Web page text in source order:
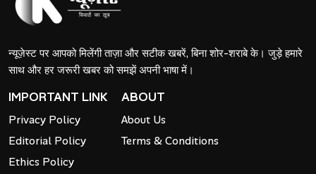
न्यूज़ेस्ट पर आपको मिलेंगी ताज़ा और सटीक खबरें, बिना शोर-शराबे के। जुड़े हमारे
साथ और हर जरूरी खबर को समझें अपनी भाषा में।
IMPORTANT LINK
Privacy Policy
Editorial Policy
Ethics Policy
ABOUT
About Us
Terms & Conditions